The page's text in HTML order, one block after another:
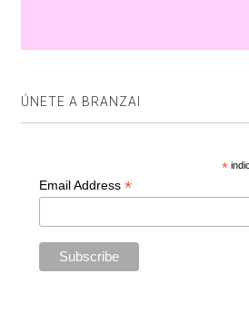
ÚNETE A BRANZAI
*
Email Address *